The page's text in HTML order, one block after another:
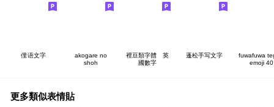
俚语文字
akogare no
shoh
裡豆類字體 英
國數字
蓬松手写文字
fuwafuwa
emoji 40
更多類似表情貼